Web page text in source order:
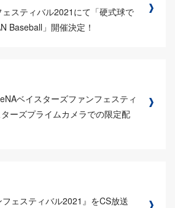
ェスティバル2021にて「硬式球で
Baseball」開催決定！
ベイスターズファンフェスティ
ーズプライムカメラでの限定配
フェスティバル2021』をCS放送